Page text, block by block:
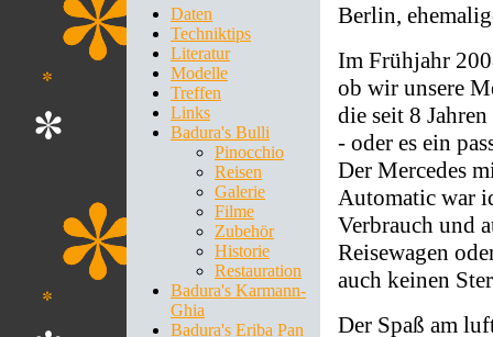
Daten
Techniktips
Literatur
Modelle
Treffen
Links
Badura's Bulli
Pinocchio
Reisen
Galerie
Filme
Zubehör
Historie
Restauration
Badura's Karmann-
Ghia
Badura's Eriba Pan
Berlin,
Im Frühjahr
ob wir unsere
die seit 8
- oder es ein
Der Mercedes
Automatic war
Verbrauch und
Reisewagen
auch keinen
Der Spaß am